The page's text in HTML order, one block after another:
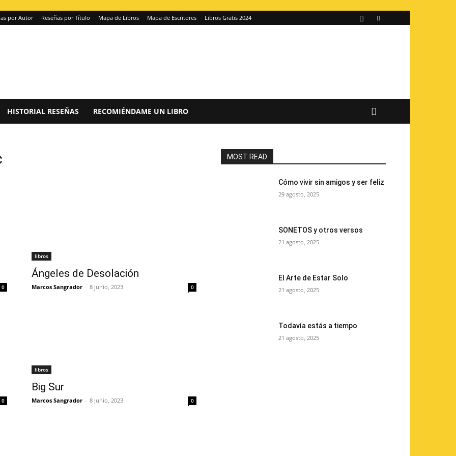
por Autor Reseñas por Título Mapa de Libros Mapa de Escritores Libros Gratis 2024
HISTORIAL RESEÑAS RECOMIÉNDAME UN LIBRO
0
libros
Ángeles de Desolación
Marcos Sangrador - 8 junio, 2023 0
0
libros
Big Sur
Marcos Sangrador - 8 junio, 2023 0
MOST READ
Cómo vivir sin amigos y ser feliz
29 agosto, 2025
SONETOS y otros versos
21 agosto, 2025
El Arte de Estar Solo
21 agosto, 2025
Todavía estás a tiempo
21 agosto, 2025